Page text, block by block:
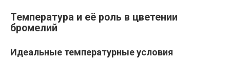
Температура и её роль в цветении
бромелий
Идеальные температурные условия